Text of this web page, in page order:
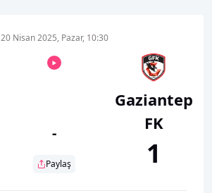
20 Nisan 2025, Pazar, 10:30
-
Paylaş
Gaziantep
FK
1